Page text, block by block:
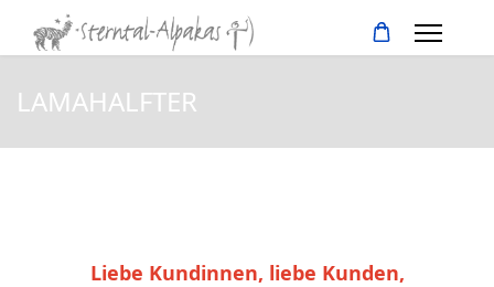
LAMAHALFTER
Liebe Kundinnen, liebe Kunden,